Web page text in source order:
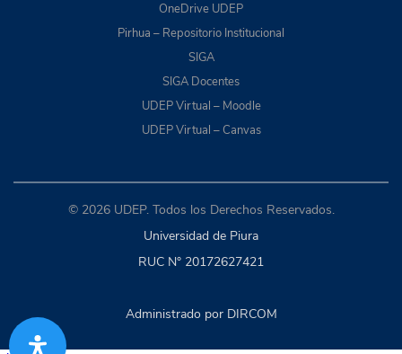
OneDrive UDEP
Pirhua – Repositorio Institucional
SIGA
SIGA Docentes
UDEP Virtual – Moodle
UDEP Virtual – Canvas
© 2026 UDEP. Todos los Derechos Reservados.
Universidad de Piura
RUC N° 20172627421
Administrado por DIRCOM